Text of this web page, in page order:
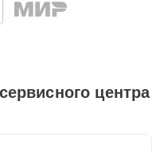
центра